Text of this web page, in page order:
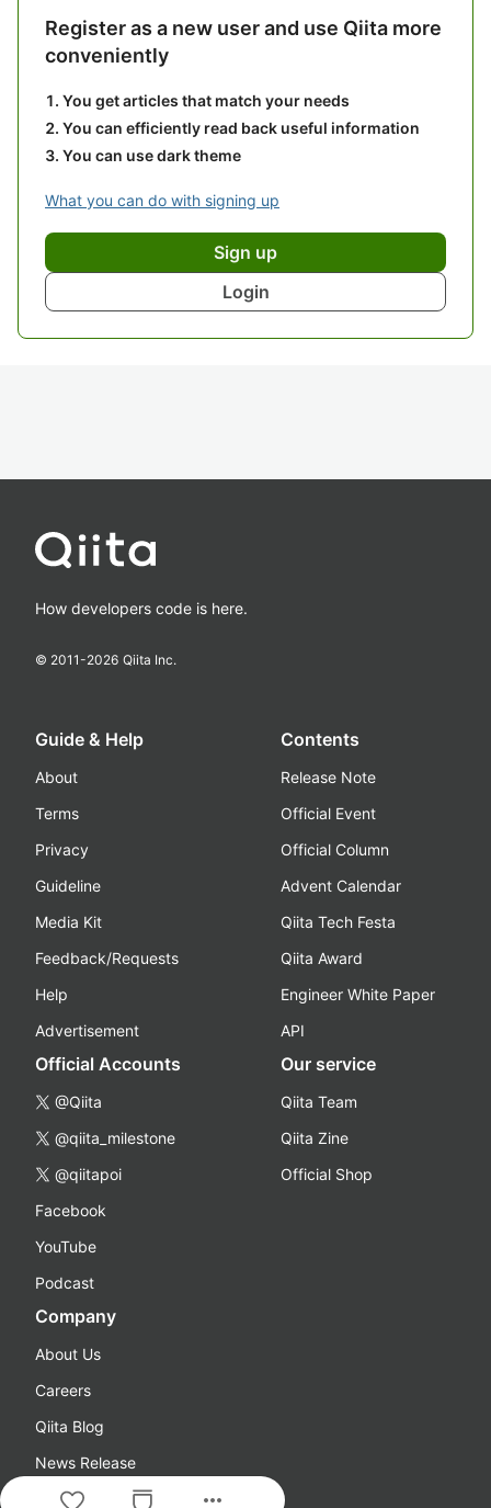
Register as a new user and use Qiita more
conveniently
You get articles that match your needs
You can efficiently read back useful information
You can use dark theme
What you can do with signing up
Sign up
Login
more_horiz
How developers code is here.
© 2011-2026 Qiita Inc.
Guide & Help
About
Terms
Privacy
Guideline
Media Kit
Feedback/Requests
Help
Advertisement
Contents
Release Note
Official Event
Official Column
Advent Calendar
Qiita Tech Festa
Qiita Award
Engineer White Paper
API
Official Accounts
@Qiita
@qiita_milestone
@qiitapoi
Facebook
YouTube
Podcast
Our service
Qiita Team
Qiita Zine
Official Shop
Company
About Us
Careers
Qiita Blog
News Release